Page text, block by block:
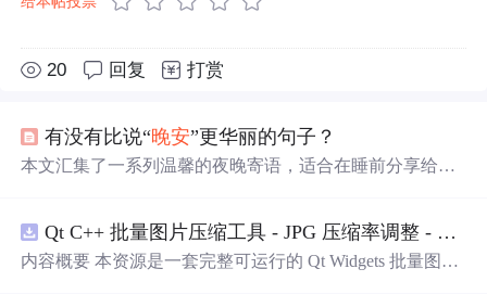
20 回复 打赏
有没有比说“晚安”更华丽的句子？
本文汇集了一系列温馨的夜晚寄语，适合在睡前分享给亲
Qt C++ 批量图片压缩工具 - JPG 压缩率调整 - 批量修改分辨率 - 本地图片批处理（源码）
内容概要 本资源是一套完整可运行的 Qt Widgets 批量图片